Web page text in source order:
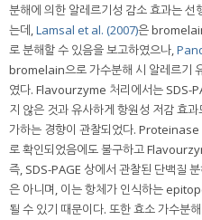
분해에 의한 알레르기성 감소 효과는
는데,Lamsal et al. (2007)은
로 분해할 수 있음을 보고하였으나,
bromelain으로 가수분해 시 알레르기
였다. Flavourzyme 처리에서는 SDS-
지 않은 것과 유사하게 항원성 저감 효
가하는 경향이 관찰되었다.
로 확인되었음에도 불구하고
즉, SDS-PAGE 상에서 관찰된 단백질
은 아니며, 이는 항체가 인식하는
될 수 있기 때문이다. 또한 효소 가수분